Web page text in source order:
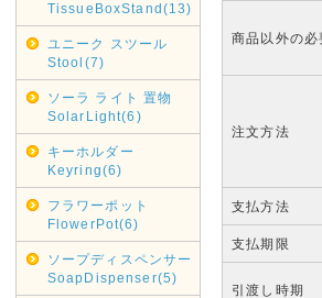
TissueBoxStand(13)
ユニーク スツール
Stool(7)
ソーラ ライト 置物
SolarLight(6)
キーホルダー
Keyring(6)
フラワーポット
FlowerPot(6)
ソープディスペンサー
SoapDispenser(5)
商品以外の必
注文方法
支払方法
支払期限
引渡し時期